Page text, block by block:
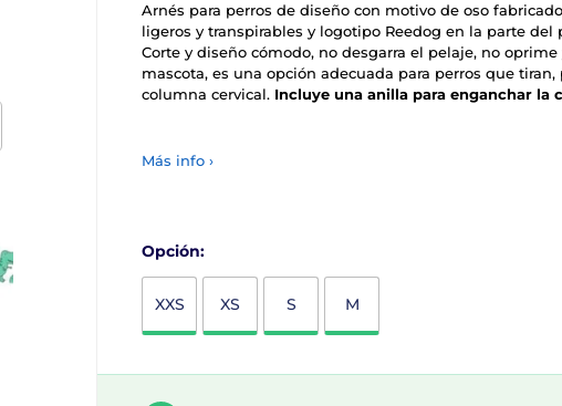
Arnés para perros de diseño con motivo de oso
ligeros y transpirables y logotipo Reedog en la parte del
Corte y diseño cómodo, no desgarra el pelaje, no oprime
mascota, es una opción adecuada para perros que tiran,
columna cervical. Incluye una anilla para enganchar la
Más info ›
Opción:
XXS XS S M